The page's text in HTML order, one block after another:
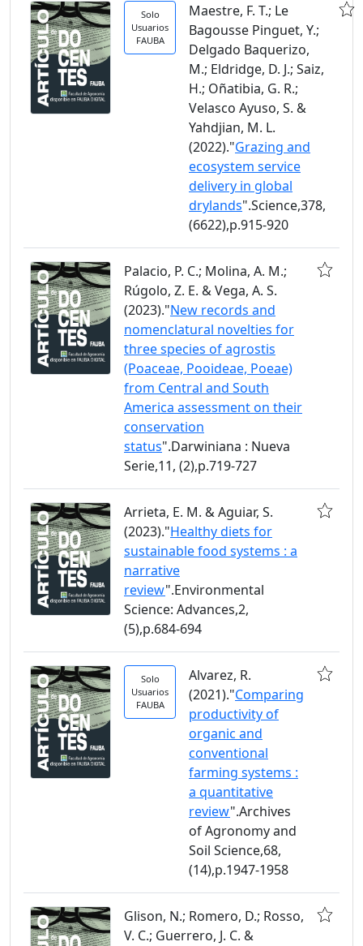
Solo
Usuarios
FAUBA
Maestre, F. T.; Le
Bagousse Pinguet, Y.;
Delgado Baquerizo,
M.; Eldridge, D. J.; Saiz,
H.; Oñatibia, G. R.;
Velasco Ayuso, S. &
Yahdjian, M. L.
(2022)."Grazing and
ecosystem service
delivery in global
drylands".Science,378,
(6622),p.915-920
Palacio, P. C.; Molina, A. M.;
Rúgolo, Z. E. & Vega, A. S.
(2023)."New records and
nomenclatural novelties for
three species of agrostis
(Poaceae, Pooideae, Poeae)
from Central and South
America assessment on their
conservation
status".Darwiniana : Nueva
Serie,11, (2),p.719-727
Arrieta, E. M. & Aguiar, S.
(2023)."Healthy diets for
sustainable food systems : a
narrative
review".Environmental
Science: Advances,2,
(5),p.684-694
Solo
Usuarios
FAUBA
Alvarez, R.
(2021)."Comparing
productivity of
organic and
conventional
farming systems :
a quantitative
review".Archives
of Agronomy and
Soil Science,68,
(14),p.1947-1958
Glison, N.; Romero, D.; Rosso,
V. C.; Guerrero, J. C. &